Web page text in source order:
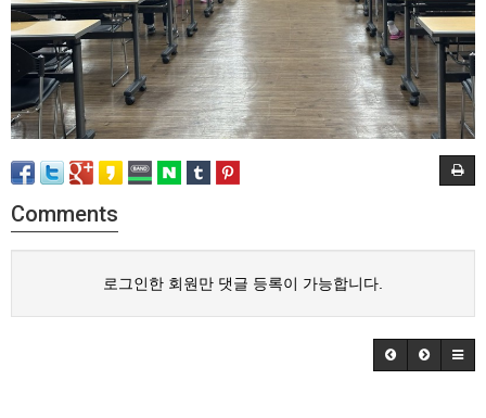
Comments
로그인한 회원만 댓글 등록이 가능합니다.